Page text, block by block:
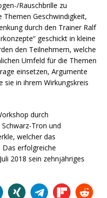
Rauschbrille zu
Geschwindigkeit,
durch den Trainer Ralf
geschickt in kleine
den Teilnehmern, welche
Umfeld für die Themen
einsetzen, Argumente
in ihrem Wirkungskreis
durch
Tron und
welcher das
erfolgreiche
2018 sein zehnjähriges